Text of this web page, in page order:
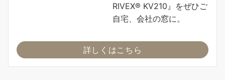
RIVEX® KV210』をぜひご
自宅、会社の窓に。
詳しくはこちら